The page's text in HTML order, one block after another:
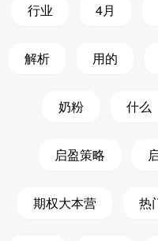
行业 4月
解析 用的
奶粉 什么
启盈策略
期权大本营 热